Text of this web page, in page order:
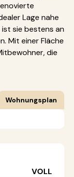
Lage nahe
sie bestens an
Mit einer Fläche
die
Wohnungsplan
VOLL